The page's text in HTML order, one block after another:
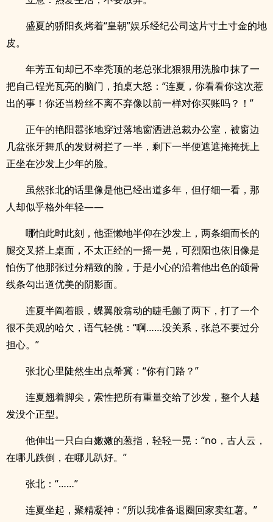
盛夏的骄阳炙烤着“皇朝”娱乐经纪公司这片寸土寸金的地
皮。
年芳五旬却已不幸秃顶的老总张北狠狠用洗脸巾抹了一
把自己锃光瓦亮的脑门，拍桌大怒：“连夏，你看看你这次惹
出的事！你还当粉丝不离不弃像以前一样对你买账吗？！”
正午的艳阳嚣张地穿过落地窗洒进总裁办公室，被窗边
几盆张牙舞爪的发财树拦了一半，剩下一半便遮遮掩掩抚上
正坐在沙发上少年的脸。
虽然张北的话里像是他已经出道多年，但仔细一看，那
人却似乎格外年轻——
哪怕此时此刻，他歪懒地半仰在沙发上，两条细而长的
腿交叉搭上桌面，不太正经的一摇一晃，可烈阳也依旧像是
怕伤了他那张过分精致的脸，于是小心的沿着他出色的颌骨
线条勾出道优美的阴影面。
连夏半阖着眼，蝶翼般翕动的睫毛颤了两下，打了一个
很不美观的哈欠，语气轻佻：“啊……没关系，张总不要过分
担心。”
张北心里陡然生出点希冀：“你有门路？”
连夏翘着脚尖，索性把所有重量交给了沙发，整个人越
发没个正型。
他伸出一只白白嫩嫩的葱指，轻轻一晃：“no，古人云，
在哪儿跌倒，在哪儿趴好。”
张北：“……”
连夏坐起，聚精凝神：“所以我准备退圈回家卖红薯。”